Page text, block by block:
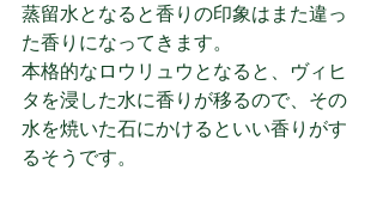
蒸留水となると香りの印象はまた違っ
た香りになってきます。
本格的なロウリュウとなると、ヴィヒ
タを浸した水に香りが移るので、その
水を焼いた石にかけるといい香りがす
るそうです。